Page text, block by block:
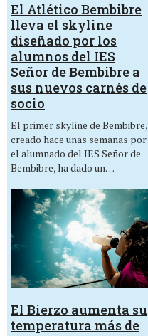
El Atlético Bembibre
lleva el skyline
diseñado por los
alumnos del IES
Señor de Bembibre a
sus nuevos carnés de
socio
El primer skyline de Bembibre,
creado hace unas semanas por
el alumnado del IES Señor de
Bembibre, ha dado un…
El Bierzo aumenta su
temperatura más de